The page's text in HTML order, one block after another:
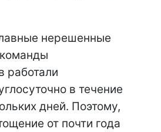
нерешенные
работали
в течение
дней. Поэтому,
от почти года